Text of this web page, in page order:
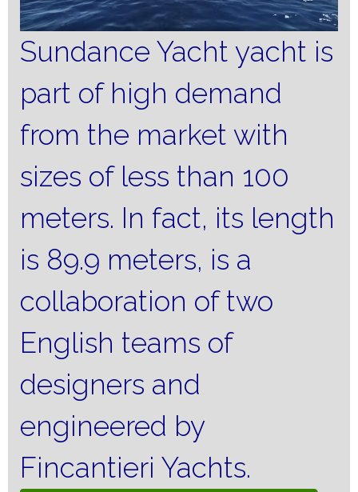
Sundance Yacht yacht is
part of high demand
from the market with
sizes of less than 100
meters. In fact, its length
is 89.9 meters, is a
collaboration of two
English teams of
designers and
engineered by
Fincantieri Yachts.